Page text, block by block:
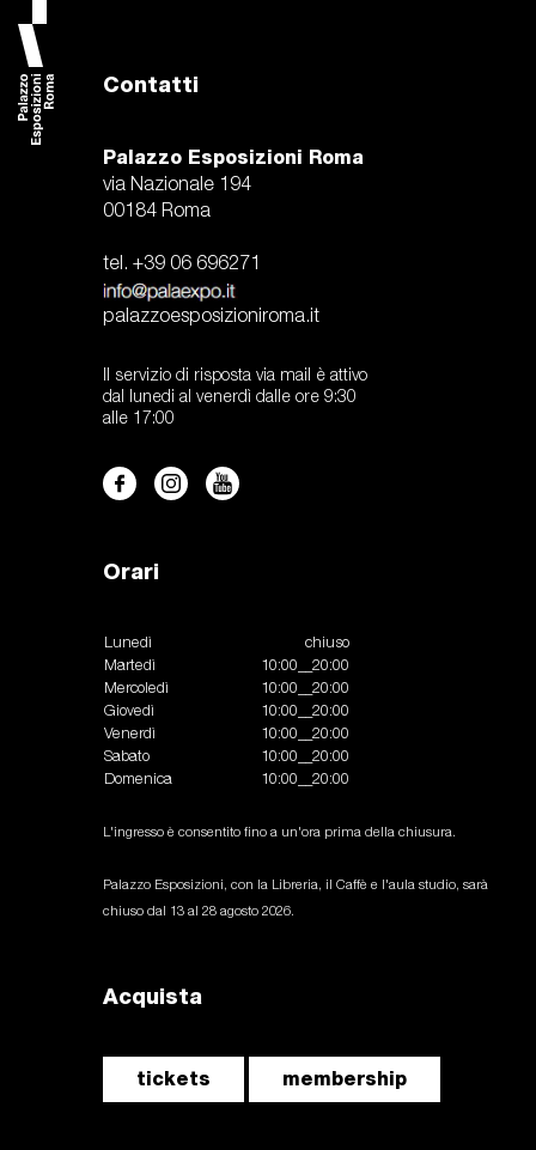
Contatti
Palazzo Esposizioni Roma
via Nazionale 194
00184 Roma
tel. +39 06 696271
palazzoesposizioniroma.it
Il servizio di risposta via mail è attivo
dal lunedi al venerdì dalle ore 9:30
alle 17:00
Orari
Lunedì
chiuso
Martedì
10:00__20:00
Mercoledì
10:00__20:00
Giovedì
10:00__20:00
Venerdì
10:00__20:00
Sabato
10:00__20:00
Domenica
10:00__20:00
L'ingresso è consentito fino a un'ora prima della chiusura.
Palazzo Esposizioni, con la Libreria, il Caffè e l'aula studio, sarà
chiuso dal 13 al 28 agosto 2026.
Acquista
tickets membership